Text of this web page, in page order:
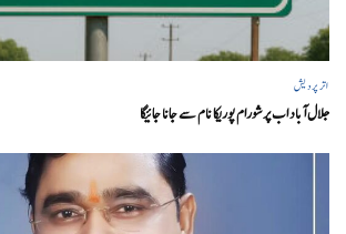
اتر پردیش
جلال آباد اب پرشورام پوریکا نام سے جانا جائیگا